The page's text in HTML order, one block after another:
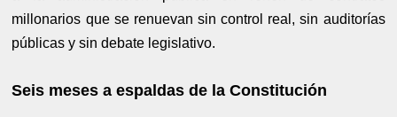
millonarios que se renuevan sin control real, sin auditorías
públicas y sin debate legislativo.
Seis meses a espaldas de la Constitución